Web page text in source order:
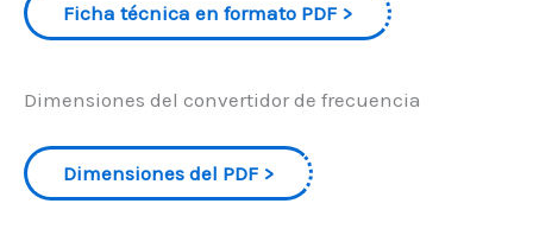
Ficha técnica en formato PDF
Dimensiones del convertidor de frecuencia
Dimensiones del PDF